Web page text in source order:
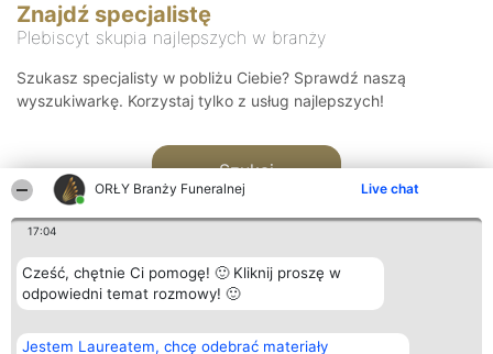
ORŁY Branży Funeralnej Live chat
17:04
Cześć, chętnie Ci pomogę! 🙂 Kliknij proszę w
odpowiedni temat rozmowy! 🙂
Jestem Laureatem, chcę odebrać materiały
Znajdź specjalistę
Plebiscyt skupia najlepszych w branży
Szukasz specjalisty w pobliżu Ciebie? Sprawdź naszą
wyszukiwarkę. Korzystaj tylko z usług najlepszych!
Szukaj
Organizator plebiscytu
Bright Side Solutions sp. z o.
Plebiscyt
Laureaci
Kontakt
Kontakt